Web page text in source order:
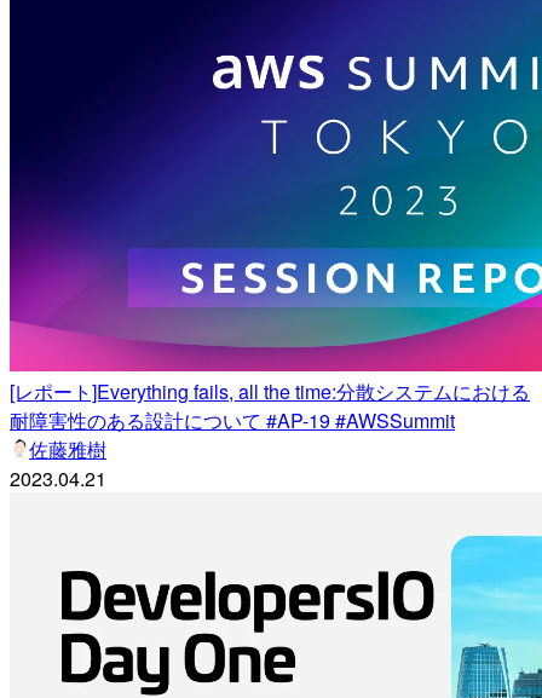
[レポート]Everything fails, all the time:分散システムにおける
耐障害性のある設計について #AP-19 #AWSSummit
佐藤雅樹
2023.04.21